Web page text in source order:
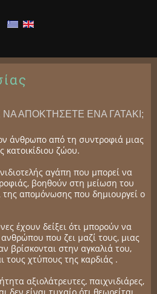
ΝΑ ΑΠΟΚΤΗΣΕΤΕ ΕΝΑ ΓΑΤΑΚΙ;
άνθρωπο από τη συντροφιά μιας
κατοικίδιου ζώου.
αγάπη που μπορεί να
βοηθούν στη μείωση του
της απομόνωσης που δημιουργεί ο
έχουν δείξει ότι μπορούν να
που ζει μαζί τους, μιας
βρίσκονται στην αγκαλιά του,
τους χτύπους της καρδιάς .
αξιολάτρευτες, παιχνιδιάρες,